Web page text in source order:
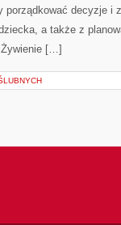
porządkować decyzje i
a także z
Żywienie […]